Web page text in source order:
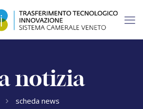
notizia
scheda news